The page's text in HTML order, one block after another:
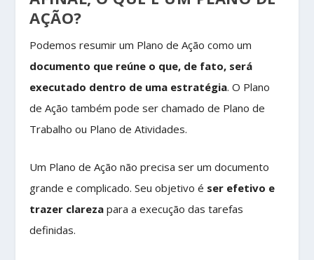
AÇÃO?
Podemos resumir um Plano de Ação como um
documento que reúne o que, de fato, será
executado dentro de uma estratégia. O Plano
de Ação também pode ser chamado de Plano de
Trabalho ou Plano de Atividades.
Um Plano de Ação não precisa ser um documento
grande e complicado. Seu objetivo é ser efetivo e
trazer clareza para a execução das tarefas
definidas.